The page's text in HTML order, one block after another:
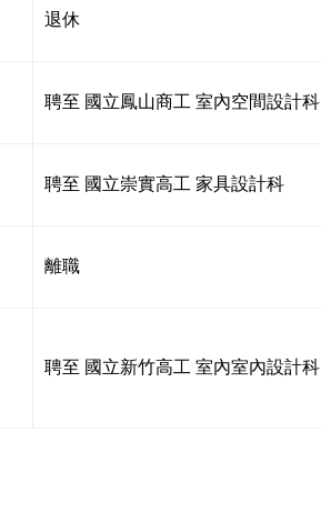
退休
聘至 國立鳳山商工 室內空間設計科
聘至 國立崇實高工 家具設計科
離職
聘至 國立新竹高工 室內室內設計科